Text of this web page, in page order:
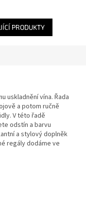
PRODUKTY
uskladnění vína. Řada
a potom ručně
V této řadě
odstín a barvu
a stylový doplněk
regály dodáme ve